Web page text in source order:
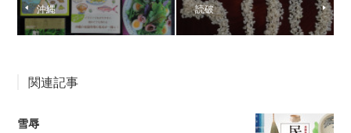
沖縄 読破
関連記事
雪辱